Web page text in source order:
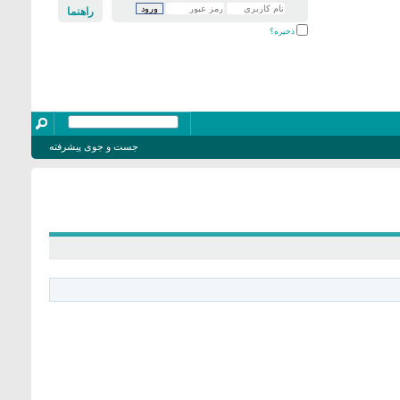
راهنما
ذخیره؟
جست و جوی پیشرفته